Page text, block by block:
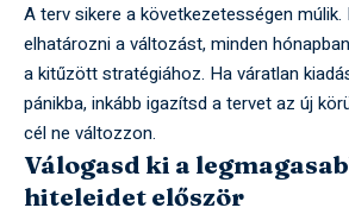
A terv sikere a következetességen
elhatározni a változást, minden
a kitűzött stratégiához. Ha váratlan
pánikba, inkább igazítsd a tervet az új
cél ne változzon.
Válogasd ki a
hiteleidet először